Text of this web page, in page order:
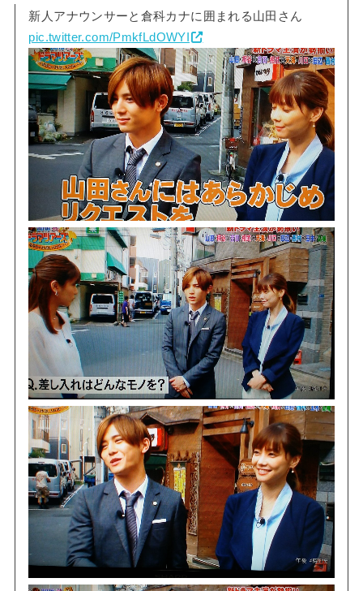
新人アナウンサーと倉科カナに囲まれる山田さん
pic.twitter.com/PmkfLdOWYI